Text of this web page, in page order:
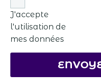
J'accepte
l'utilisation de
mes données